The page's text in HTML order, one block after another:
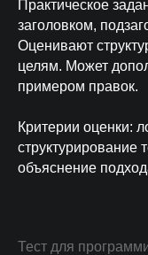
Практическое
заголовком,
Оценивают
целям. Может
примером правок.
Критерии оценки:
структурирование
объяснение
Тест для